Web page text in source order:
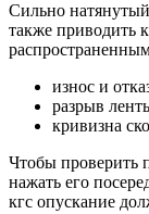
Сильно
также приводить
износ и
разрыв
кривизна
Чтобы проверить
нажать его
кгс опускание